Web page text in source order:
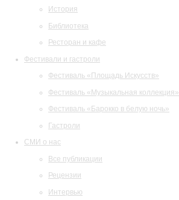
История
Библиотека
Ресторан и кафе
Фестивали и гастроли
Фестиваль «Площадь Искусств»
Фестиваль «Музыкальная коллекция»
Фестиваль «Барокко в белую ночь»
Гастроли
СМИ о нас
Все публикации
Рецензии
Интервью